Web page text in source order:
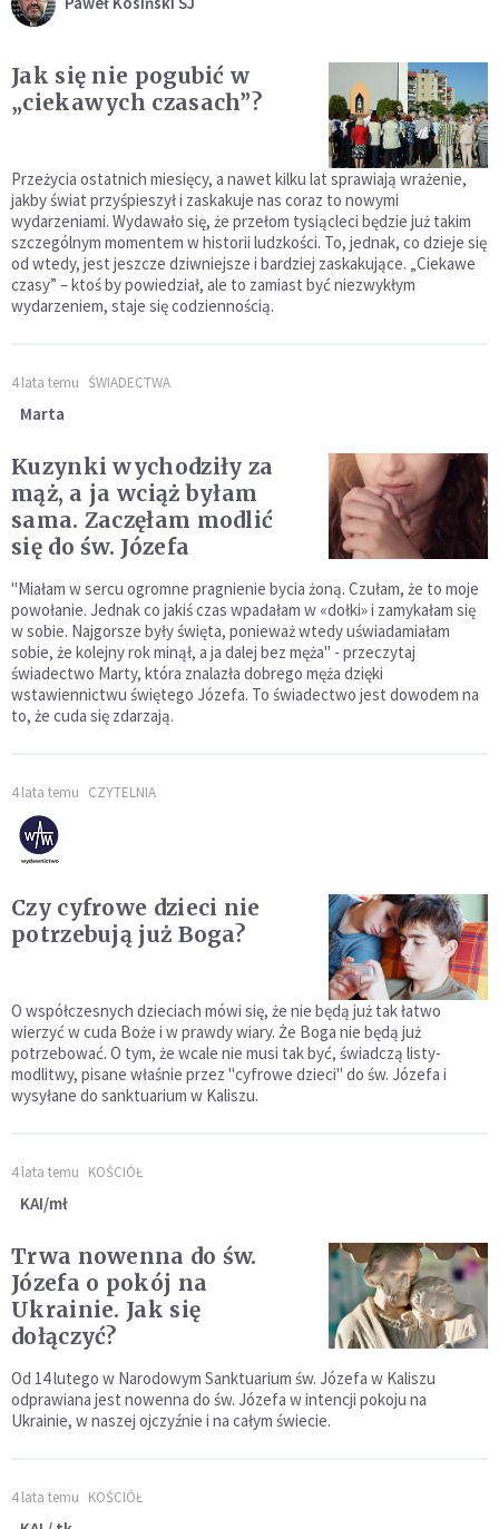
Jak się nie pogubić w
„ciekawych czasach”?
Przeżycia ostatnich miesięcy, a nawet kilku lat sprawiają wrażenie,
jakby świat przyśpieszył i zaskakuje nas coraz to nowymi
wydarzeniami. Wydawało się, że przełom tysiącleci będzie już takim
szczególnym momentem w historii ludzkości. To, jednak, co dzieje się
od wtedy, jest jeszcze dziwniejsze i bardziej zaskakujące. „Ciekawe
czasy” – ktoś by powiedział, ale to zamiast być niezwykłym
wydarzeniem, staje się codziennością.
4 lata temu ŚWIADECTWA
Marta
Kuzynki wychodziły za
mąż, a ja wciąż byłam
sama. Zaczęłam modlić
się do św. Józefa
"Miałam w sercu ogromne pragnienie bycia żoną. Czułam, że to moje
powołanie. Jednak co jakiś czas wpadałam w «dołki» i zamykałam się
w sobie. Najgorsze były święta, ponieważ wtedy uświadamiałam
sobie, że kolejny rok minął, a ja dalej bez męża" - przeczytaj
świadectwo Marty, która znalazła dobrego męża dzięki
wstawiennictwu świętego Józefa. To świadectwo jest dowodem na
to, że cuda się zdarzają.
4 lata temu CZYTELNIA
Czy cyfrowe dzieci nie
potrzebują już Boga?
O współczesnych dzieciach mówi się, że nie będą już tak łatwo
wierzyć w cuda Boże i w prawdy wiary. Że Boga nie będą już
potrzebować. O tym, że wcale nie musi tak być, świadczą listy-
modlitwy, pisane właśnie przez "cyfrowe dzieci" do św. Józefa i
wysyłane do sanktuarium w Kaliszu.
4 lata temu KOŚCIÓŁ
KAI/mł
Trwa nowenna do św.
Józefa o pokój na
Ukrainie. Jak się
dołączyć?
Od 14 lutego w Narodowym Sanktuarium św. Józefa w Kaliszu
odprawiana jest nowenna do św. Józefa w intencji pokoju na
Ukrainie, w naszej ojczyźnie i na całym świecie.
4 lata temu KOŚCIÓŁ